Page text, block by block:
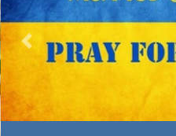
Previous